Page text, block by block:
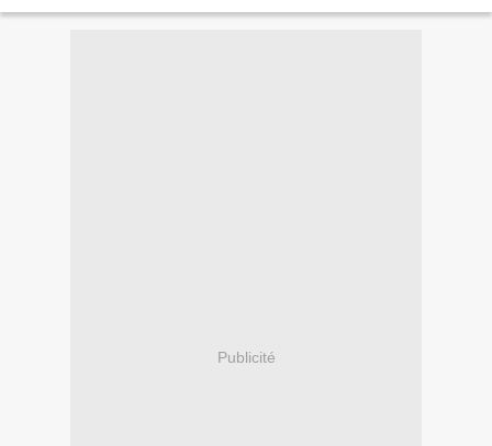
Publicité